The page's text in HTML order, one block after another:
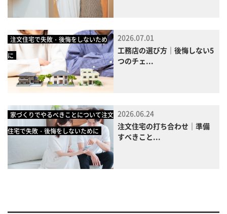
注文住宅で失敗・後悔をしないため
に
2026.07.01
工務店の選び方｜後悔しない5
つのチェ...
家づくりでやるべきことについて注文
住宅で失敗・後悔をしないために
2026.06.24
注文住宅の打ち合わせ｜準備
すべきこと...